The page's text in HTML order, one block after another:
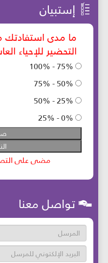
إستبيان
تواصل معنا